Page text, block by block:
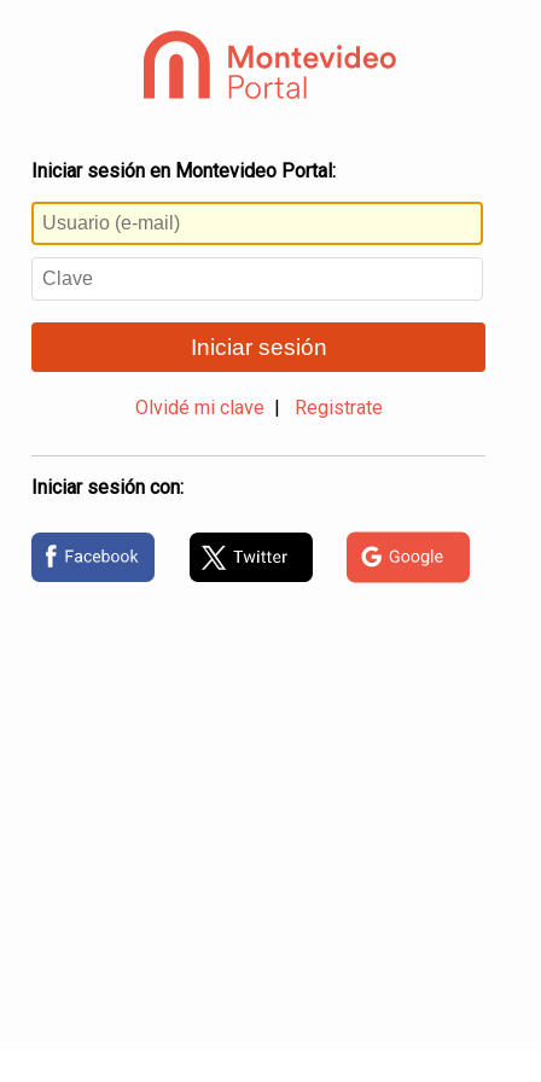
Iniciar sesión en Montevideo Portal:
Iniciar sesión
Olvidé mi clave Registrate
Iniciar sesión con: